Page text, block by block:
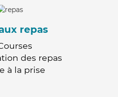
repas
des repas
à la prise